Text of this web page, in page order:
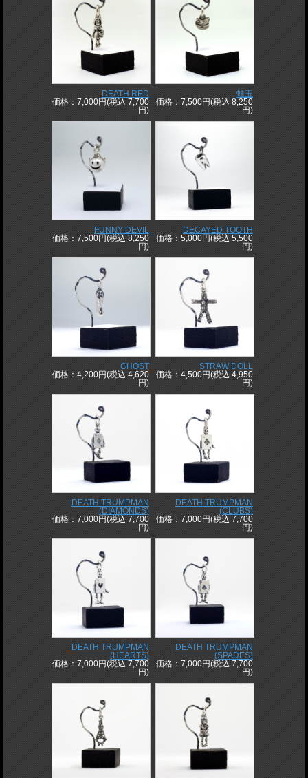
DEATH RED
価格：7,000円(税込 7,700
円)
蛙玉
価格：7,500円(税込 8,250
円)
FUNNY DEVIL
価格：7,500円(税込 8,250
円)
DECAYED TOOTH
価格：5,000円(税込 5,500
円)
GHOST
価格：4,200円(税込 4,620
円)
STRAW DOLL
価格：4,500円(税込 4,950
円)
DEATH TRUMPMAN
(DIAMONDS)
価格：7,000円(税込 7,700
円)
DEATH TRUMPMAN
(CLUBS)
価格：7,000円(税込 7,700
円)
DEATH TRUMPMAN
(HEARTS)
価格：7,000円(税込 7,700
円)
DEATH TRUMPMAN
(SPADES)
価格：7,000円(税込 7,700
円)